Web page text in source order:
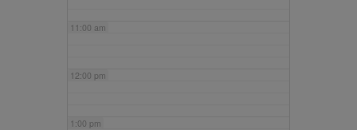
11:00 am
12:00 pm
1:00 pm